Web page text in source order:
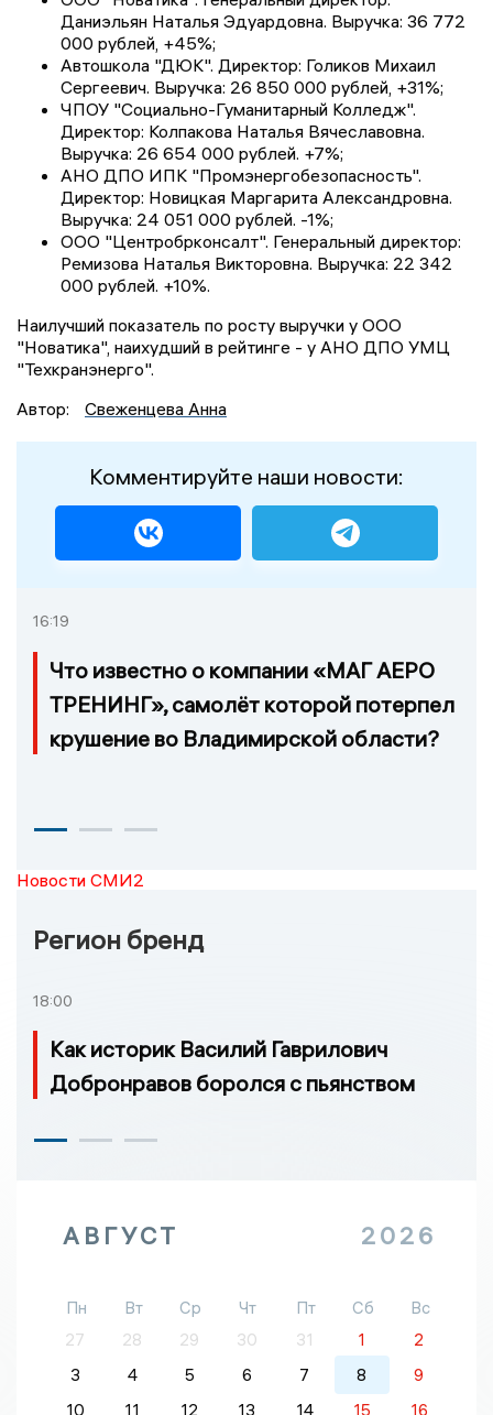
Даниэльян Наталья Эдуардовна. Выручка: 36 772
000 рублей, +45%;
Автошкола "ДЮК". Директор: Голиков Михаил
Сергеевич. Выручка: 26 850 000 рублей, +31%;
ЧПОУ "Социально-Гуманитарный Колледж".
Директор: Колпакова Наталья Вячеславовна.
Выручка: 26 654 000 рублей. +7%;
АНО ДПО ИПК "Промэнергобезопасность".
Директор: Новицкая Маргарита Александровна.
Выручка: 24 051 000 рублей. -1%;
ООО "Центробрконсалт". Генеральный директор:
Ремизова Наталья Викторовна. Выручка: 22 342
000 рублей. +10%.
Наилучший показатель по росту выручки у ООО
"Новатика", наихудший в рейтинге - у АНО ДПО УМЦ
"Техкранэнерго".
Автор:
Свеженцева Анна
Комментируйте наши новости:
16:19
Что известно о компании «МАГ АЕРО
ТРЕНИНГ», самолёт которой потерпел
крушение во Владимирской области?
Новости СМИ2
Регион бренд
18:00
Как историк Василий Гаврилович
Добронравов боролся с пьянством
АВГУСТ 2026
Пн Вт Ср Чт Пт Сб
Вс
27
28 29 30 31 1
2
3
4 5 6 7 8
9
10
11 12 13 14 15 16